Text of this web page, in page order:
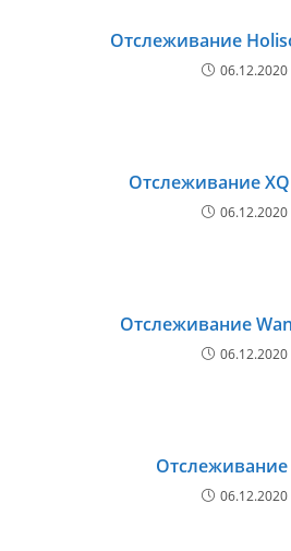
Отслеживание
06.12.2020
Отслеживание
06.12.2020
Отслеживание
06.12.2020
Отслеживание
06.12.2020